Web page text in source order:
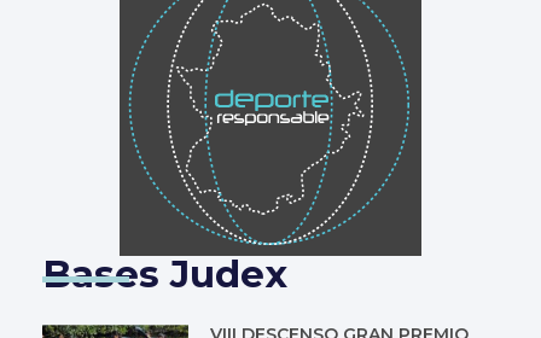
Bases Judex